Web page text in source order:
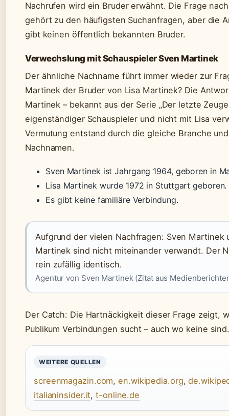
Nachrufen wird ein Bruder erwähnt. Die Frage
gehört zu den häufigsten Suchanfragen, aber die
gibt keinen öffentlich bekannten Bruder.
Verwechslung mit Schauspieler Sven Martinek
Der ähnliche Nachname führt immer wieder zur
Martinek der Bruder von Lisa Martinek? Die
Martinek – bekannt aus der Serie „Der letzte
eigenständiger Schauspieler und nicht mit Lisa
Vermutung entstand durch die gleiche Branche
Nachnamen.
Sven Martinek ist Jahrgang 1964, geboren in
Lisa Martinek wurde 1972 in Stuttgart geboren.
Es gibt keine familiäre Verbindung.
Aufgrund der vielen Nachfragen: Sven Martinek
Martinek sind nicht miteinander verwandt. Der
rein zufällig identisch.
Agentur von Sven Martinek (Zitat aus
Der Catch: Die Hartnäckigkeit dieser Frage zeigt,
Publikum Verbindungen sucht – auch wo keine
WEITERE QUELLEN
screenmagazin.com,en.wikipedia.org,
italianinsider.it,t-online.de